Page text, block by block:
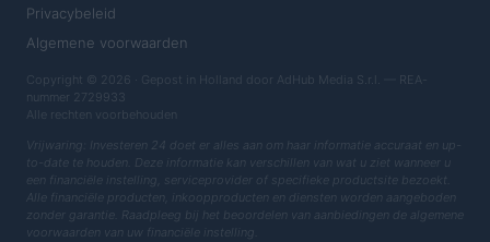
Privacybeleid
Algemene voorwaarden
Copyright © 2026 · Gepost in Holland door AdHub Media S.r.l. — REA-
nummer 2729933
Alle rechten voorbehouden
Vrijwaring: Investeren 24 doet er alles aan om haar informatie accuraat en up-
to-date te houden. Deze informatie kan verschillen van wat u ziet wanneer u
een financiële instelling, serviceprovider of specifieke productsite bezoekt.
Alle financiële producten, inkoopproducten en diensten worden aangeboden
zonder garantie. Raadpleeg bij het beoordelen van aanbiedingen de algemene
voorwaarden van uw financiële instelling.